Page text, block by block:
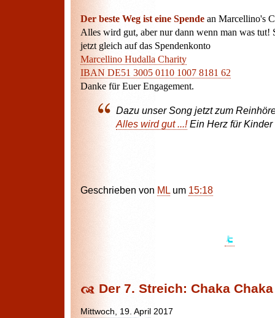
Der beste Weg ist eine Spende an Marcellino's
Alles wird gut, aber nur dann wenn man was tut!
jetzt gleich auf das Spendenkonto
Marcellino Hudalla Charity
IBAN DE51 3005 0110 1007 8181 62
Danke für Euer Engagement.
Dazu unser Song jetzt zum
Alles wird gut ...!Ein Herz für Kinder
Geschrieben von ML um 15:18
Der 7. Streich: Chaka
Mittwoch, 19. April 2017